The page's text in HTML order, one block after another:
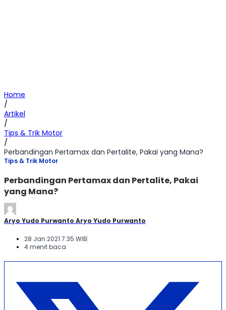
Home
/
Artikel
/
Tips & Trik Motor
/
Perbandingan Pertamax dan Pertalite, Pakai yang Mana?
Tips & Trik Motor
Perbandingan Pertamax dan Pertalite, Pakai
yang Mana?
Aryo Yudo Purwanto Aryo Yudo Purwanto
28 Jan 2021 7:35 WIB
4 menit baca